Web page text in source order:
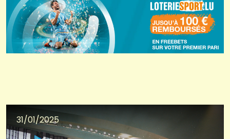
31/01/2025